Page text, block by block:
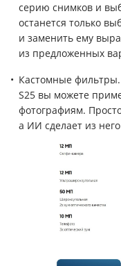
серию снимков и
останется только
и заменить ему
из предложенных
Кастомные фильтры.
S25 вы можете
фотографиям.
а ИИ сделает из